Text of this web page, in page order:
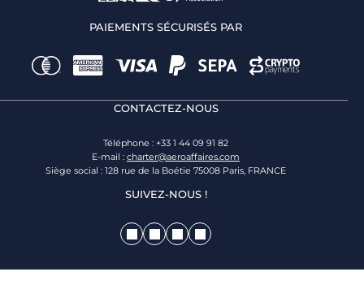
PAIEMENTS SÉCURISÉS PAR
CONTACTEZ-NOUS
Téléphone : +33 1 44 09 91 82
E-mail : charter@aeroaffaires.com
Siège social : 128 rue de la Boétie 75008 Paris, FRANCE
SUIVEZ-NOUS !